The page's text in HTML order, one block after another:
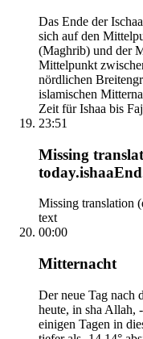
Das Ende der
sich auf den
(Maghrib) und der
Mittelpunkt
nördlichen
islamischen
Zeit für Ishaa bis
23:51
Missing
Missing translation
text
00:00
Mitternacht
Der neue Tag nach
heute, in sha Allah,
einigen Tagen in